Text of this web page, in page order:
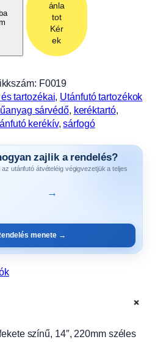
ánla
tot
Kér
ek
F0019
tartozékai Utánfutó tartozékok
sárvédő, keréktartó
kerékív, sárfogó
zajlik a rendelés?
utánfutó átvételéig végigvezetjük a teljes
→
menete →
+
színű, 14″, 220mm széles